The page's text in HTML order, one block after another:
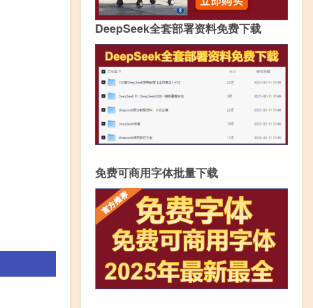
DeepSeek全套部署资料免费下载
免费可商用字体批量下载